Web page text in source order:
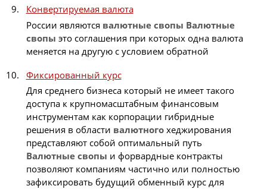
Конвертируемая валюта
России являются валютные свопы Валютные
свопы это соглашения при которых одна валюта
меняется на другую с условием обратной
Фиксированный курс
Для среднего бизнеса который не имеет такого
доступа к крупномасштабным финансовым
инструментам как корпорации гибридные
решения в области валютногохеджирования
представляют собой оптимальный путь
Валютные свопы и форвардные контракты
позволяют компаниям частично или полностью
зафиксировать будущий обменный курс для